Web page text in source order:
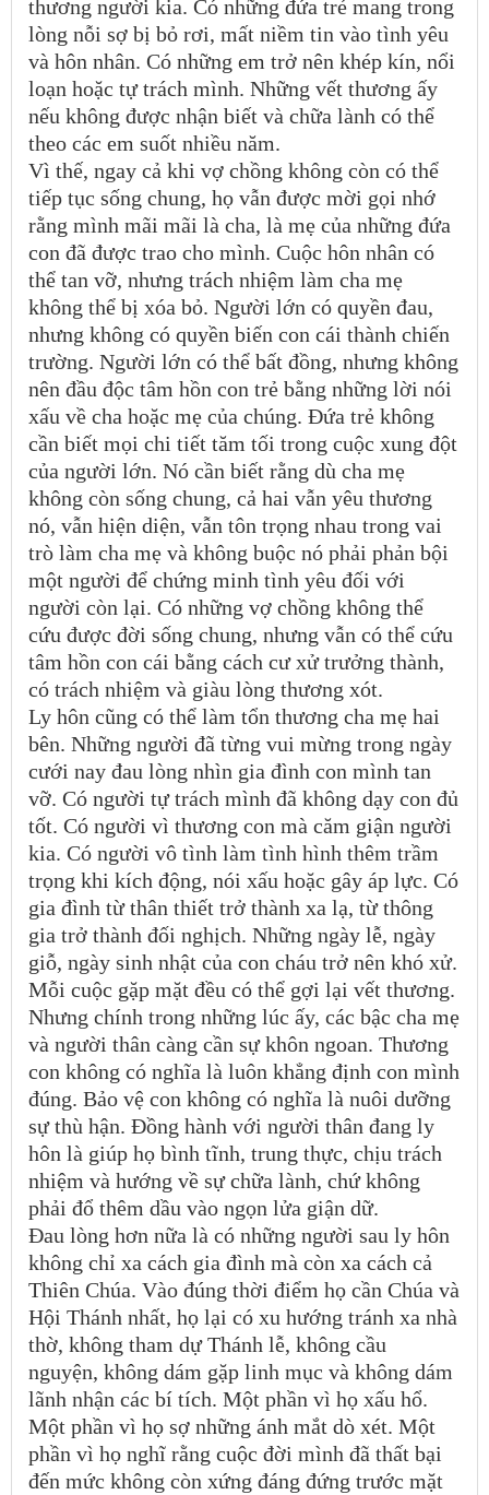
thương người kia. Có những đứa trẻ mang trong
lòng nỗi sợ bị bỏ rơi, mất niềm tin vào tình yêu
và hôn nhân. Có những em trở nên khép kín, nổi
loạn hoặc tự trách mình. Những vết thương ấy
nếu không được nhận biết và chữa lành có thể
theo các em suốt nhiều năm.
Vì thế, ngay cả khi vợ chồng không còn có thể
tiếp tục sống chung, họ vẫn được mời gọi nhớ
rằng mình mãi mãi là cha, là mẹ của những đứa
con đã được trao cho mình. Cuộc hôn nhân có
thể tan vỡ, nhưng trách nhiệm làm cha mẹ
không thể bị xóa bỏ. Người lớn có quyền đau,
nhưng không có quyền biến con cái thành chiến
trường. Người lớn có thể bất đồng, nhưng không
nên đầu độc tâm hồn con trẻ bằng những lời nói
xấu về cha hoặc mẹ của chúng. Đứa trẻ không
cần biết mọi chi tiết tăm tối trong cuộc xung đột
của người lớn. Nó cần biết rằng dù cha mẹ
không còn sống chung, cả hai vẫn yêu thương
nó, vẫn hiện diện, vẫn tôn trọng nhau trong vai
trò làm cha mẹ và không buộc nó phải phản bội
một người để chứng minh tình yêu đối với
người còn lại. Có những vợ chồng không thể
cứu được đời sống chung, nhưng vẫn có thể cứu
tâm hồn con cái bằng cách cư xử trưởng thành,
có trách nhiệm và giàu lòng thương xót.
Ly hôn cũng có thể làm tổn thương cha mẹ hai
bên. Những người đã từng vui mừng trong ngày
cưới nay đau lòng nhìn gia đình con mình tan
vỡ. Có người tự trách mình đã không dạy con đủ
tốt. Có người vì thương con mà căm giận người
kia. Có người vô tình làm tình hình thêm trầm
trọng khi kích động, nói xấu hoặc gây áp lực. Có
gia đình từ thân thiết trở thành xa lạ, từ thông
gia trở thành đối nghịch. Những ngày lễ, ngày
giỗ, ngày sinh nhật của con cháu trở nên khó xử.
Mỗi cuộc gặp mặt đều có thể gợi lại vết thương.
Nhưng chính trong những lúc ấy, các bậc cha mẹ
và người thân càng cần sự khôn ngoan. Thương
con không có nghĩa là luôn khẳng định con mình
đúng. Bảo vệ con không có nghĩa là nuôi dưỡng
sự thù hận. Đồng hành với người thân đang ly
hôn là giúp họ bình tĩnh, trung thực, chịu trách
nhiệm và hướng về sự chữa lành, chứ không
phải đổ thêm dầu vào ngọn lửa giận dữ.
Đau lòng hơn nữa là có những người sau ly hôn
không chỉ xa cách gia đình mà còn xa cách cả
Thiên Chúa. Vào đúng thời điểm họ cần Chúa và
Hội Thánh nhất, họ lại có xu hướng tránh xa nhà
thờ, không tham dự Thánh lễ, không cầu
nguyện, không dám gặp linh mục và không dám
lãnh nhận các bí tích. Một phần vì họ xấu hổ.
Một phần vì họ sợ những ánh mắt dò xét. Một
phần vì họ nghĩ rằng cuộc đời mình đã thất bại
đến mức không còn xứng đáng đứng trước mặt